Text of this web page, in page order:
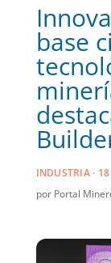
base
INDUSTRIA ·
por Portal